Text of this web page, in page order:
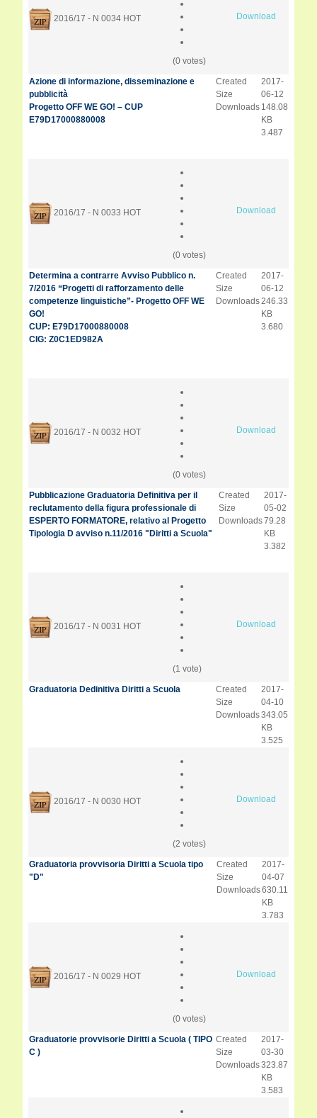
2016/17 - N 0034 HOT
(0 votes)
Download
Azione di informazione, disseminazione e
pubblicità
Progetto OFF WE GO! – CUP
E79D17000880008
Created
Size
Downloads
2017-
06-12
148.08
KB
3.487
2016/17 - N 0033 HOT
(0 votes)
Download
Determina a contrarre Avviso Pubblico n.
7/2016 “Progetti di rafforzamento delle
competenze linguistiche”- Progetto OFF WE
GO!
CUP: E79D17000880008
CIG: Z0C1ED982A
Created
Size
Downloads
2017-
06-12
246.33
KB
3.680
2016/17 - N 0032 HOT
(0 votes)
Download
Pubblicazione Graduatoria Definitiva per il
reclutamento della figura professionale di
ESPERTO FORMATORE, relativo al Progetto
Tipologia D avviso n.11/2016 "Diritti a Scuola"
Created
Size
Downloads
2017-
05-02
79.28
KB
3.382
2016/17 - N 0031 HOT
(1 vote)
Download
Graduatoria Dedinitiva Diritti a Scuola
Created
Size
Downloads
2017-
04-10
343.05
KB
3.525
2016/17 - N 0030 HOT
(2 votes)
Download
Graduatoria provvisoria Diritti a Scuola tipo
"D"
Created
Size
Downloads
2017-
04-07
630.11
KB
3.783
2016/17 - N 0029 HOT
(0 votes)
Download
Graduatorie provvisorie Diritti a Scuola ( TIPO
C )
Created
Size
Downloads
2017-
03-30
323.87
KB
3.583